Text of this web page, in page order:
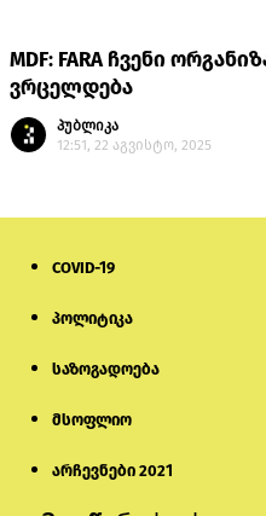
MDF: FARA ჩვენი
ვრცელდება
პუბლიკა
12:51, 22 აგვისტო, 2025
COVID-19
პოლიტიკა
საზოგადოება
მსოფლიო
არჩევნები 2021